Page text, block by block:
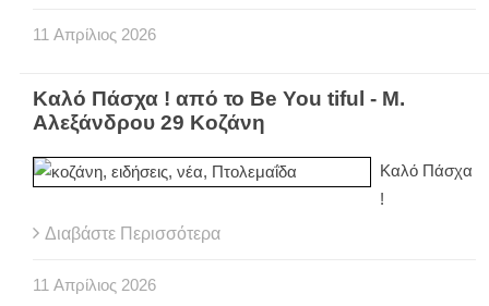
11 Απρίλιος 2026
Καλό Πάσχα ! από το Be You tiful - Μ.
Αλεξάνδρου 29 Κοζάνη
Καλό Πάσχα
!
Διαβάστε Περισσότερα
11 Απρίλιος 2026